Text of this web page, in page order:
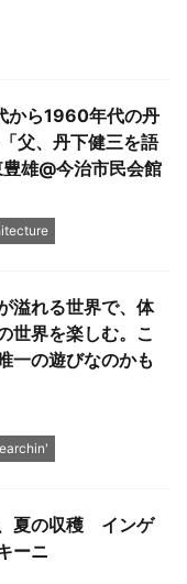
から1960年代の丹
父、丹下健三を語
雄@今治市民会館
溢れる世界で、体
世界を楽しむ。こ
一の遊びなのかも
夏の収穫 インゲ
ーニ